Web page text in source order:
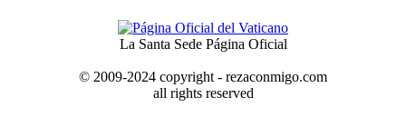
La Santa Sede Página Oficial
© 2009-2024 copyright - rezaconmigo.com
all rights reserved